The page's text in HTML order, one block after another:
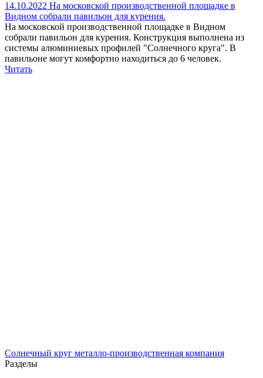
14.10.2022 На московской производственной площадке в
Видном собрали павильон для курения.
На московской производственной площадке в Видном
собрали павильон для курения. Конструкция выполнена из
системы алюминиевых профилей "Солнечного круга". В
павильоне могут комфортно находиться до 6 человек.
Читать
Солнечный круг металло-производственная компания
Разделы